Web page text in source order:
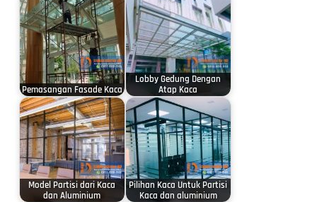
Pemasangan Fasade Kaca
Lobby Gedung Dengan
Atap Kaca
Model Partisi dari Kaca
dan Aluminium
Pilihan Kaca Untuk Partisi
Kaca dan aluminium